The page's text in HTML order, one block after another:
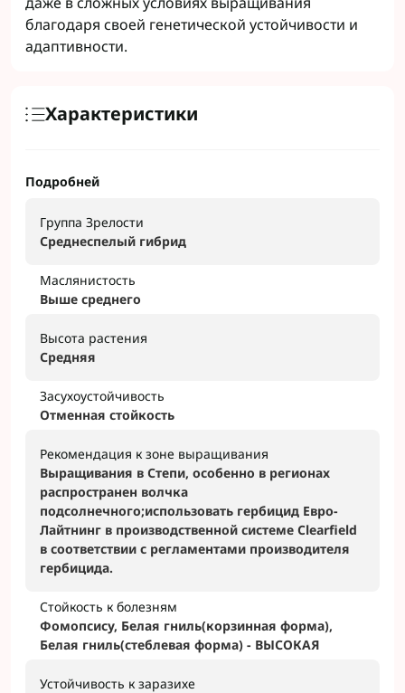
благодаря своей генетической устойчивости и
адаптивности.
Характеристики
Подробней
Группа Зрелости
Среднеспелый гибрид
Маслянистость
Выше среднего
Высота растения
Средняя
Засухоустойчивость
Отменная стойкость
Рекомендация к зоне выращивания
Выращивания в Степи, особенно в регионах
распространен волчка
подсолнечного;использовать гербицид Евро-
Лайтнинг в производственной системе Clearfield
в соответствии с регламентами производителя
гербицида.
Стойкость к болезням
Фомопсису, Белая гниль(корзинная форма),
Белая гниль(стеблевая форма) - ВЫСОКАЯ
Устойчивость к заразихе